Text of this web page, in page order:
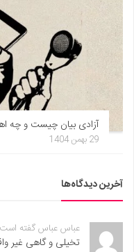
آزادی بیان چیست و چه
29 بهمن 1404
آخرین دیدگاه‌ها
عباس عباس گفته
تخیلی و گاهی غیر